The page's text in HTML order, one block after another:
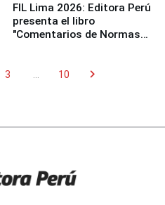
FIL Lima 2026: Editora Perú
presenta el libro
"Comentarios de Normas
3 10 chevron_right